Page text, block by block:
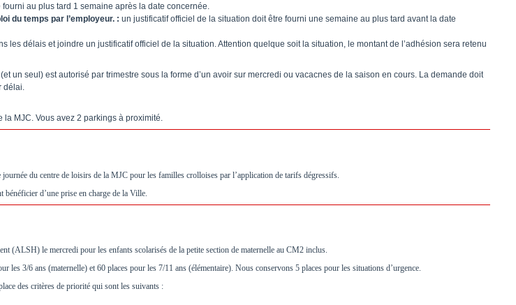
au plus tard 1 semaine après la date concernée.
du temps par l’employeur. : un justificatif officiel de la situation doit être fourni une semaine au plus tard avant la date
les délais et joindre un justificatif officiel de la situation. Attention quelque soit la situation, le montant de l’adhésion sera retenu
un seul) est autorisé par trimestre sous la forme d’un avoir sur mercredi ou vacacnes de la saison en cours. La demande doit
délai.
MJC. Vous avez 2 parkings à proximité.
du centre de loisirs de la MJC pour les familles crolloises par l’application de tarifs dégressifs.
d’une prise en charge de la Ville.
(ALSH) le mercredi pour les enfants scolarisés de la petite section de maternelle au CM2 inclus.
les 3/6 ans (maternelle) et 60 places pour les 7/11 ans (élémentaire). Nous conservons 5 places pour les situations d’urgence.
des critères de priorité qui sont les suivants :